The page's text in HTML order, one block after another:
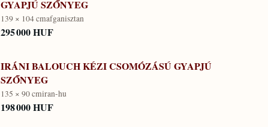
GYAPJÚ SZŐNYEG
139 × 104 cmafganisztan
295 000 HUF
IRÁNI BALOUCH KÉZI CSOMÓZÁSÚ GYAPJÚ
SZŐNYEG
135 × 90 cmiran-hu
198 000 HUF